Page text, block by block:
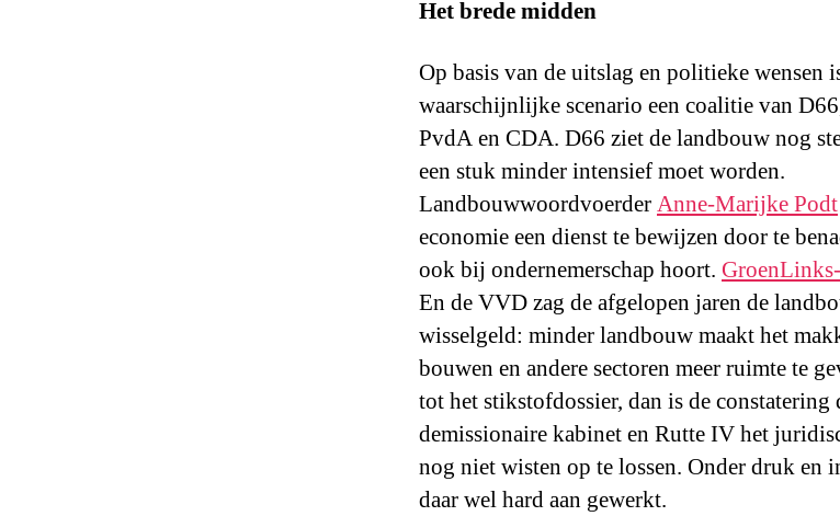
Het brede midden
Op basis van de uitslag en politieke wensen
waarschijnlijke scenario een coalitie van
PvdA en CDA. D66 ziet de landbouw nog
een stuk minder intensief moet worden.
LandbouwwoordvoerderAnne-Marijke Podt
economie een dienst te bewijzen door te
ook bij ondernemerschap hoort.
En de VVD zag de afgelopen jaren de
wisselgeld: minder landbouw maakt het
bouwen en andere sectoren meer ruimte te
tot het stikstofdossier, dan is de
demissionaire kabinet en Rutte IV het
nog niet wisten op te lossen. Onder druk en
daar wel hard aan gewerkt.